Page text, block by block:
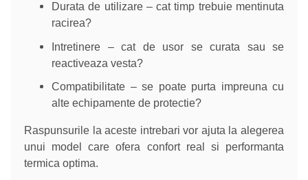
Durata de utilizare – cat timp trebuie mentinuta
racirea?
Intretinere – cat de usor se curata sau se
reactiveaza vesta?
Compatibilitate – se poate purta impreuna cu
alte echipamente de protectie?
Raspunsurile la aceste intrebari vor ajuta la alegerea
unui model care ofera confort real si performanta
termica optima.